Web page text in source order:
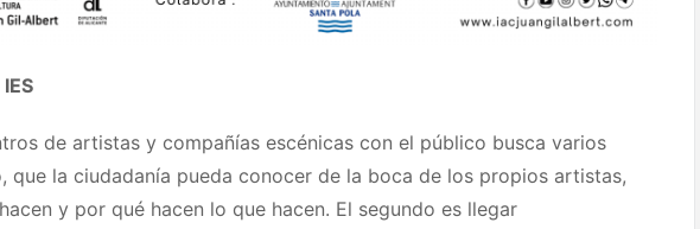
de artistas y compañías escénicas con el público busca varios
que la ciudadanía pueda conocer de la boca de los propios artistas,
y por qué hacen lo que hacen. El segundo es llegar